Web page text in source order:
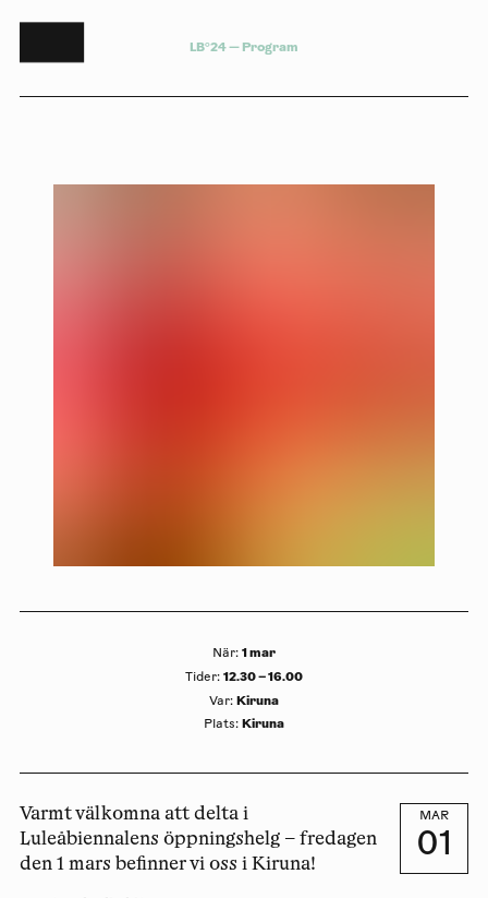
LB°24— Program
När: 1 mar
Tider: 12.30 – 16.00
Var: Kiruna
Plats: Kiruna
MAR
01
Varmt välkomna att delta i
Luleåbiennalens öppningshelg – fredagen
den 1 mars befinner vi oss i Kiruna!